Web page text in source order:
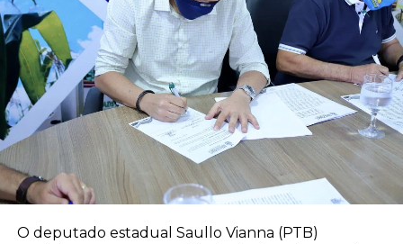
O deputado estadual Saullo Vianna (PTB)